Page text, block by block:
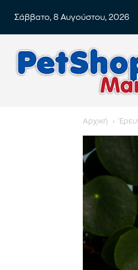
Σάββατο, 8 Αυγούστου, 2026
Αρχική